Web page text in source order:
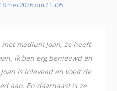
mei 2026 om 21u05
medium Joan, ze heeft
ik ben erg benieuwd en
is inlevend en voelt de
aan. En daarnaast is ze